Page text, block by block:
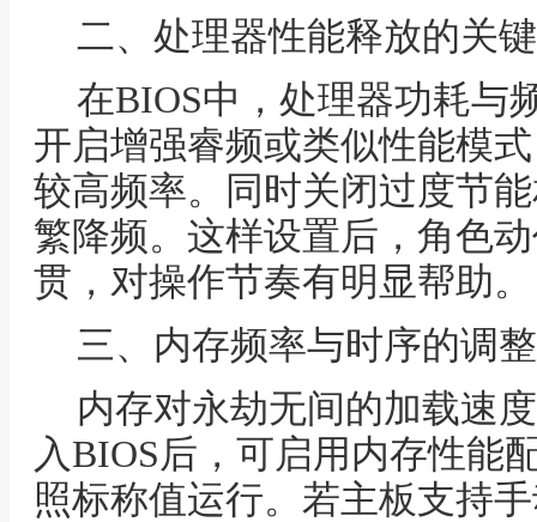
二、处理器性能释放的关
在BIOS中，处理器功耗与
开启增强睿频或类似性能模
较高频率。同时关闭过度节
繁降频。这样设置后，角色
贯，对操作节奏有明显帮助。
三、内存频率与时序的调
内存对永劫无间的加载速
入BIOS后，可启用内存性能
照标称值运行。若主板支持